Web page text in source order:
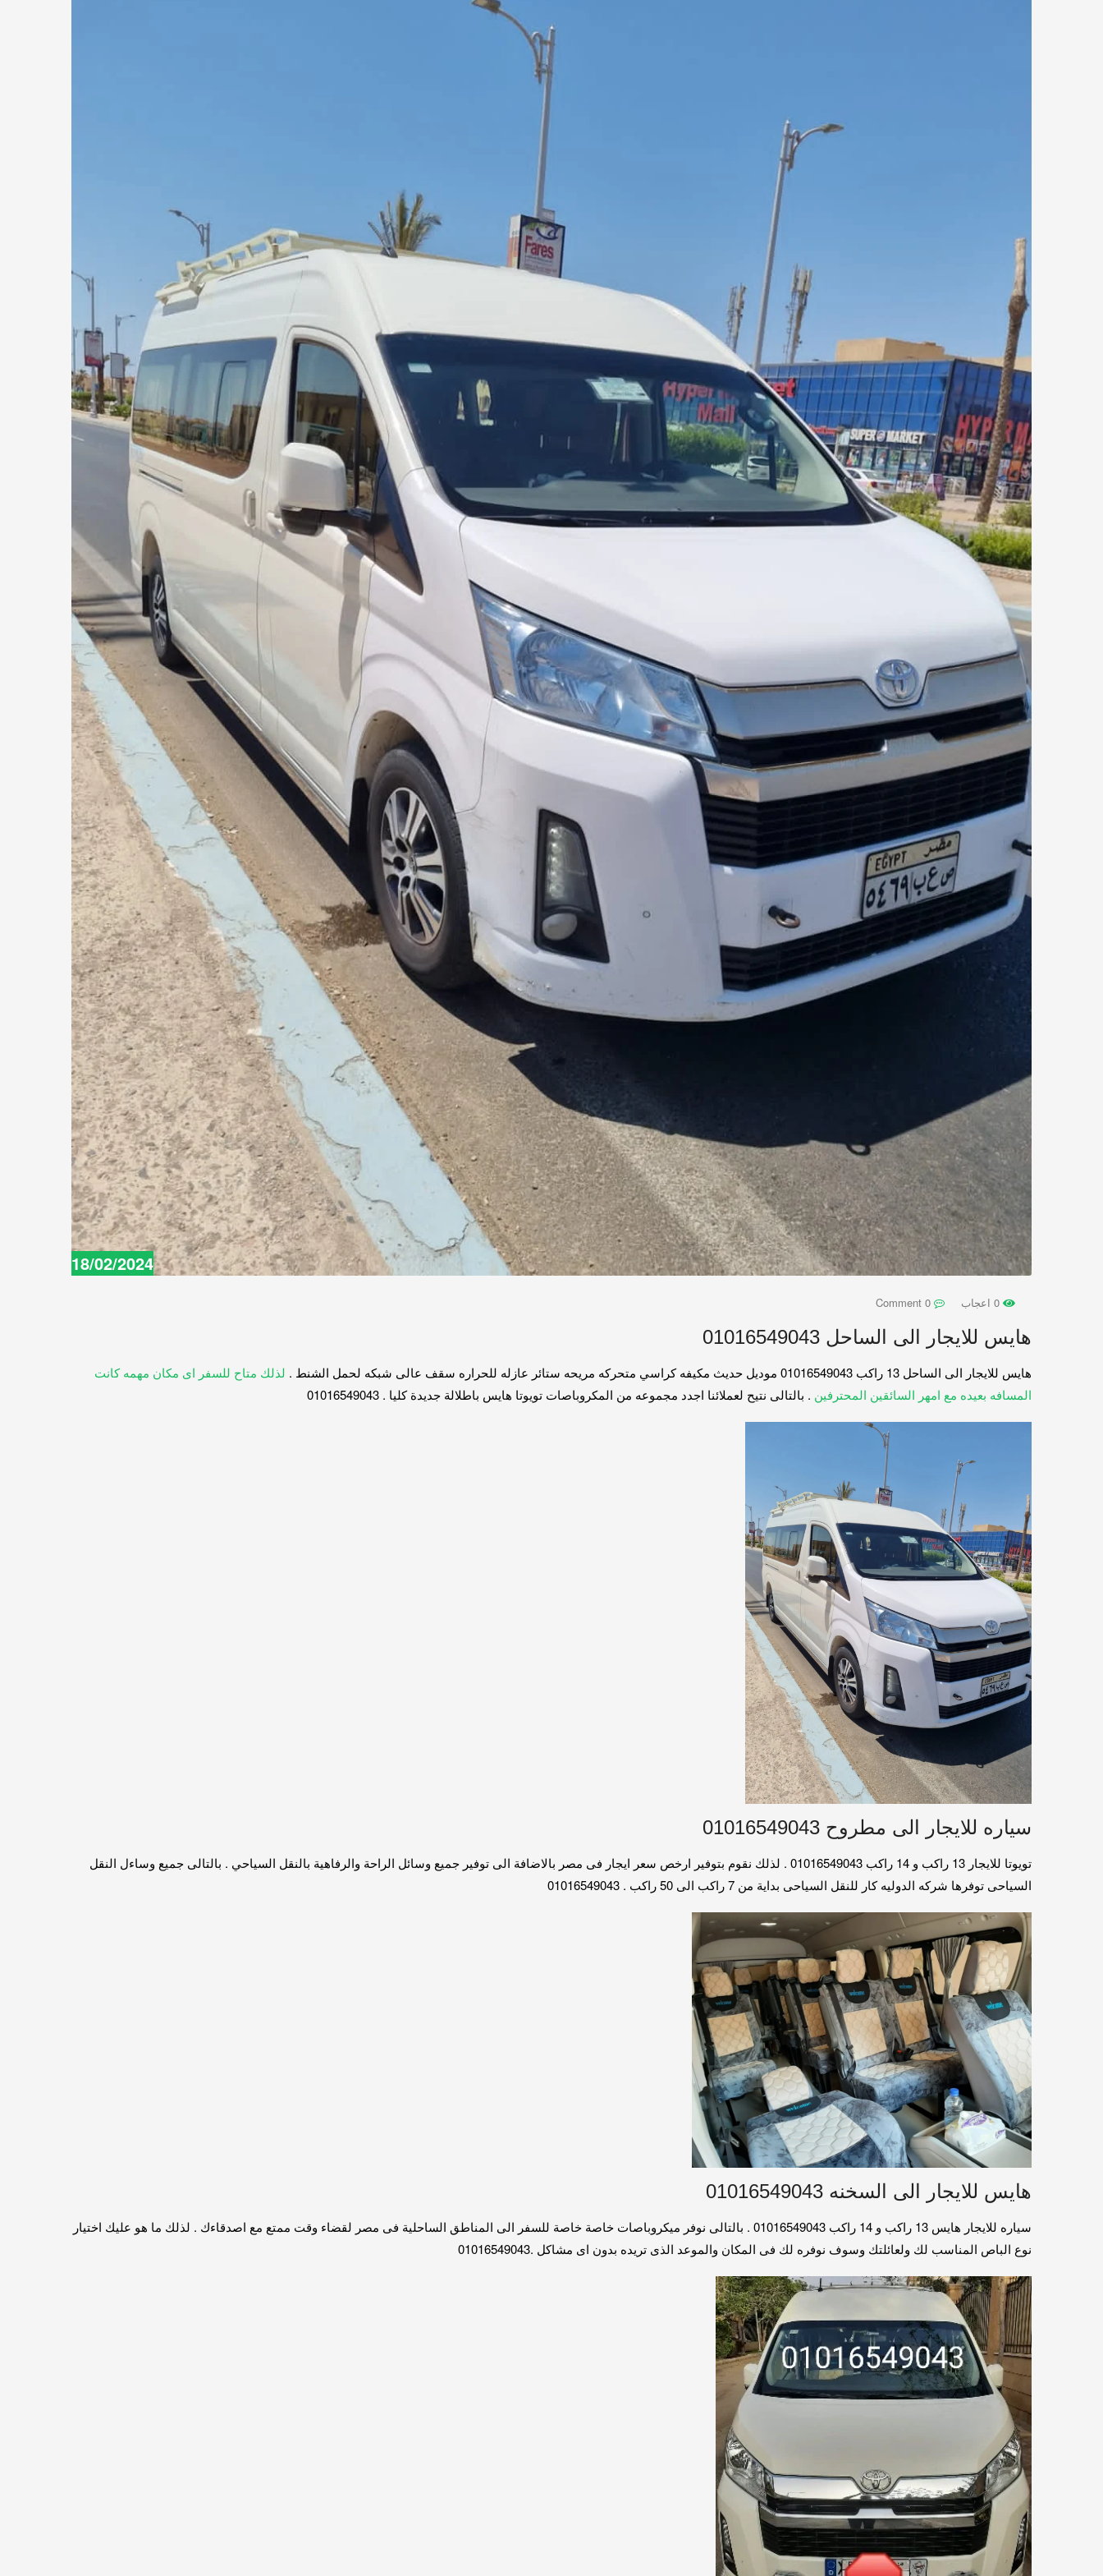
18/02/2024
هايس للايجار الى الساحل 01016549043
هايس للايجار الى الساحل 13 راكب 01016549043 موديل حديث مكيفه كراسي متحركه مريحه ستائر عازله للحراره سقف عالى شبكه لحمل الشنط .
لذلك متاح للسفر اى مكان مهمه كانت
المسافه بعيده مع امهر السائقين المحترفين . بالتالى نتيح لعملائنا اجدد مجموعه من المكروباصات تويوتا هايس باطلالة جديدة كليا . 01016549043
سياره للايجار الى مطروح 01016549043
تويوتا للايجار 13 راكب و 14 راكب 01016549043 . لذلك نقوم بتوفير ارخص سعر ايجار فى مصر بالاضافة الى توفير جميع وسائل الراحة والرفاهية بالنقل السياحي . بالتالى جميع وساءل النقل
السياحى توفرها شركه الدوليه كار للنقل السياحى بداية من 7 راكب الى 50 راكب . 01016549043
هايس للايجار الى السخنه 01016549043
سياره للايجار هايس 13 راكب و 14 راكب 01016549043 . بالتالى نوفر ميكروباصات خاصة خاصة للسفر الى المناطق الساحلية فى مصر لقضاء وقت ممتع مع اصدقاءك . لذلك ما هو عليك اختيار
نوع الباص المناسب لك ولعائلتك وسوف نوفره لك فى المكان والموعد الذى تريده بدون اى مشاكل .01016549043